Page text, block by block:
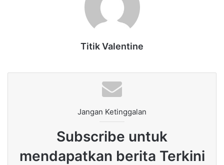
Titik Valentine
Jangan Ketinggalan
Subscribe untuk
mendapatkan berita Terkini